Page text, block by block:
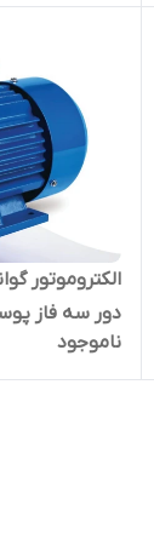
ترمینال بالا
ناموجود